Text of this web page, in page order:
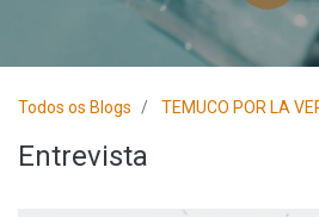
Todos os Blogs TEMUCO POR LA
Entrevista